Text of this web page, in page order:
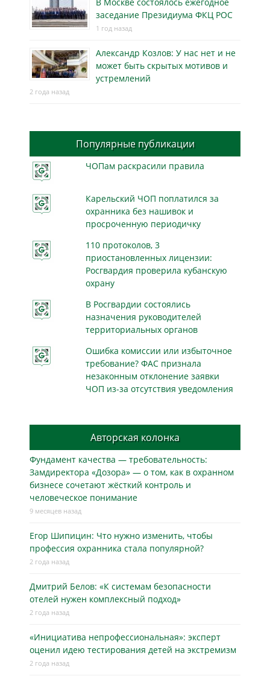
заседание Президиума ФКЦ РОС
1 год назад
Александр Козлов: У нас нет и не
может быть скрытых мотивов и
устремлений
2 года назад
Популярные публикации
ЧОПам раскрасили правила
Карельский ЧОП поплатился за
охранника без нашивок и
просроченную периодичку
110 протоколов, 3
приостановленных лицензии:
Росгвардия проверила кубанскую
охрану
В Росгвардии состоялись
назначения руководителей
территориальных органов
Ошибка комиссии или избыточное
требование? ФАС признала
незаконным отклонение заявки
ЧОП из-за отсутствия уведомления
Авторская колонка
Фундамент качества — требовательность:
Замдиректора «Дозора» — о том, как в охранном
бизнесe сочетают жёсткий контроль и
человеческое понимание
9 месяцев назад
Егор Шипицин: Что нужно изменить, чтобы
профессия охранника стала популярной?
2 года назад
Дмитрий Белов: «К системам безопасности
отелей нужен комплексный подход»
2 года назад
«Инициатива непрофессиональная»: эксперт
оценил идею тестирования детей на экстремизм
2 года назад